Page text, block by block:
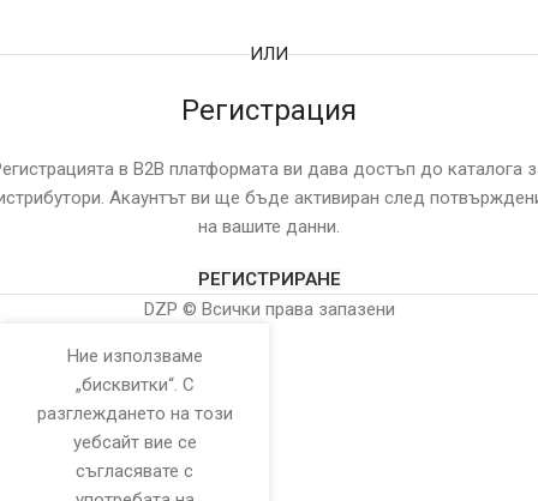
ИЛИ
Регистрация
в B2B платформата ви дава достъп до каталога
Акаунтът ви ще бъде активиран след
на вашите данни.
РЕГИСТРИРАНЕ
DZP © Всички права запазени
Ние използваме
„бисквитки“. С
разглеждането на този
уебсайт вие се
съгласявате с